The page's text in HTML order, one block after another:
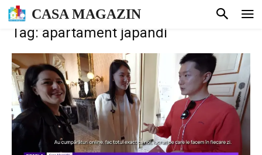
CASA MAGAZIN
Tag: apartament japandi